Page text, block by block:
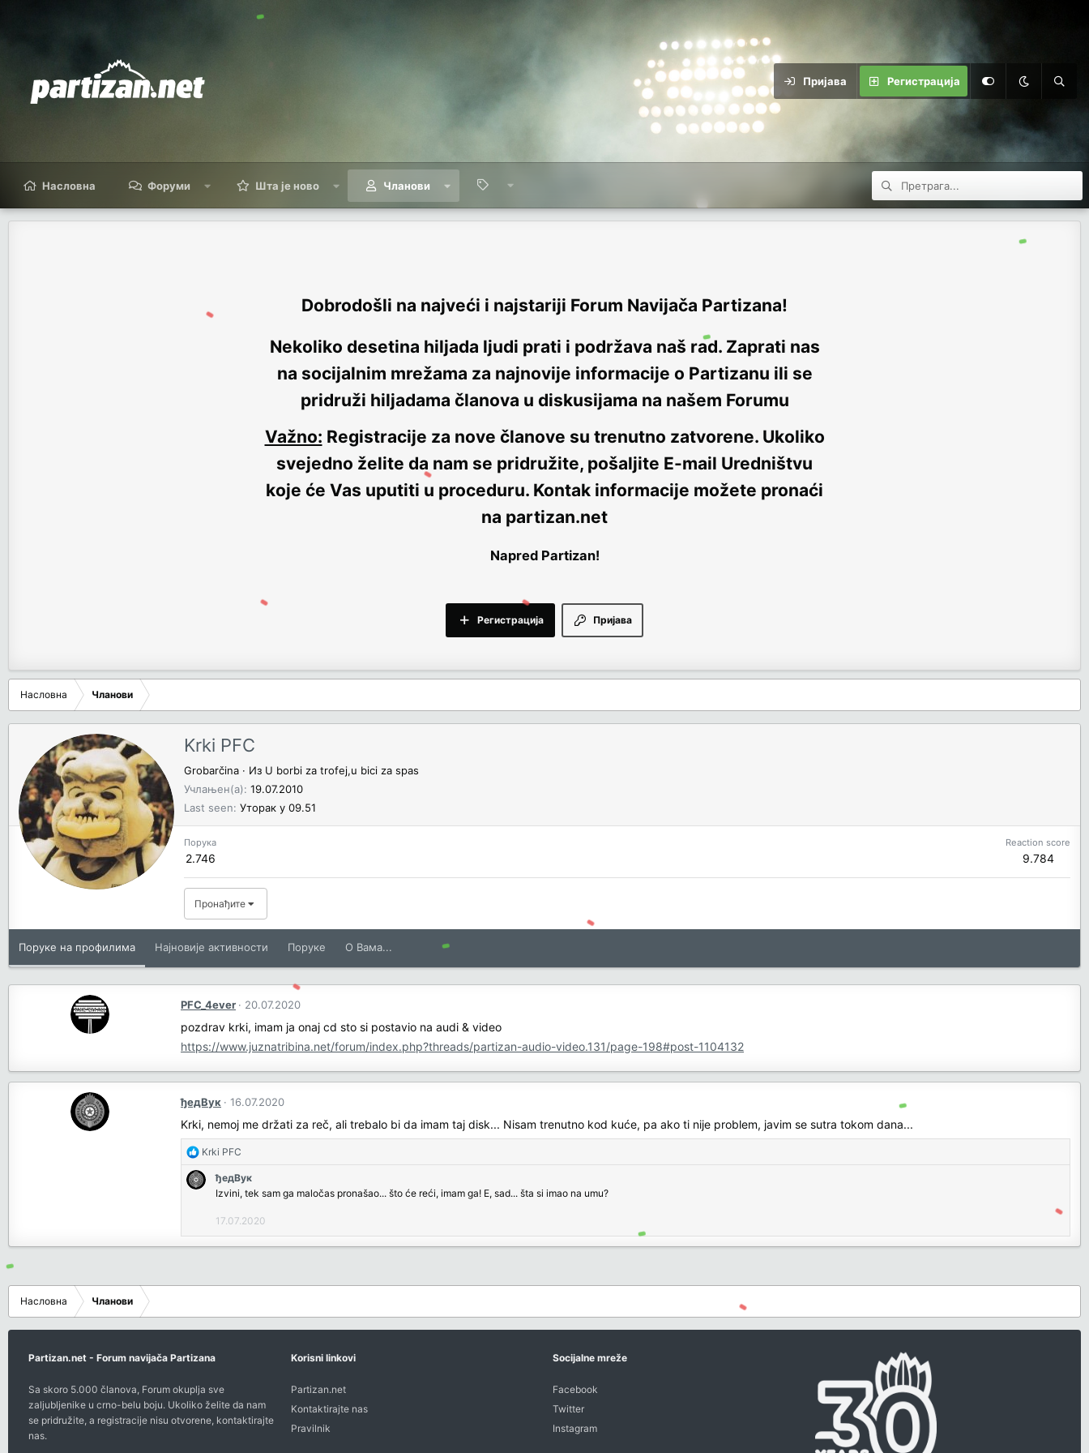
Пријава Регистрација
Насловна Форуми Шта је ново Чланови
Dobrodošli na najveći i najstariji Forum Navijača Partizana!
Nekoliko desetina hiljada ljudi prati i podržava naš rad. Zaprati nas
na socijalnim mrežama za najnovije informacije o Partizanu ili se
pridruži hiljadama članova u diskusijama na našem Forumu
Važno: Registracije za nove članove su trenutno zatvorene. Ukoliko
svejedno želite da nam se pridružite, pošaljite E-mail Uredništvu
koje će Vas uputiti u proceduru. Kontak informacije možete pronaći
na partizan.net
Napred Partizan!
Пријава
Регистрација
Насловна Чланови
Krki PFC
Grobarčina · Из U borbi za trofej,u bici za spas
Учлањен(а) 19.07.2010
Last seen Уторак у 09.51
Порука
2.746
Reaction score
9.784
Пронађите
Поруке на профилима Најновије активности Поруке O Вама...
PFC_4ever 20.07.2020
pozdrav krki, imam ja onaj cd sto si postavio na audi & video
https://www.juznatribina.net/forum/index.php?threads/partizan-audio-video.131/page-198#post-1104132
ђедВук 16.07.2020
Krki, nemoj me držati za reč, ali trebalo bi da imam taj disk... Nisam trenutno kod kuće, pa ako ti nije problem, javim se sutra tokom dana...
R
a
:
Krki PFC
ђедВук
Izvini, tek sam ga maločas pronašao... što će reći, imam ga! E, sad... šta si imao na umu?
17.07.2020
Насловна Чланови
Partizan.net - Forum navijača Partizana
Sa skoro 5.000 članova, Forum okuplja sve
zaljubljenike u crno-belu boju. Ukoliko želite da nam
se pridružite, a registracije nisu otvorene, kontaktirajte
nas.
Korisni linkovi
Partizan.net
Kontaktirajte nas
Pravilnik
Socijalne mreže
Facebook
Twitter
Instagram